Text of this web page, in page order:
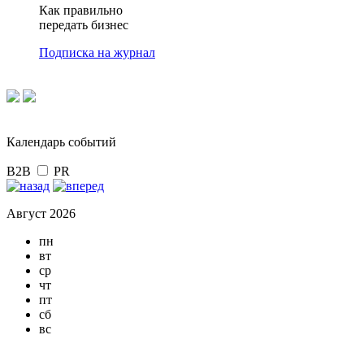
Как правильно
передать бизнес
Подписка на журнал
Календарь событий
B2B PR
Август 2026
пн
вт
ср
чт
пт
сб
вс